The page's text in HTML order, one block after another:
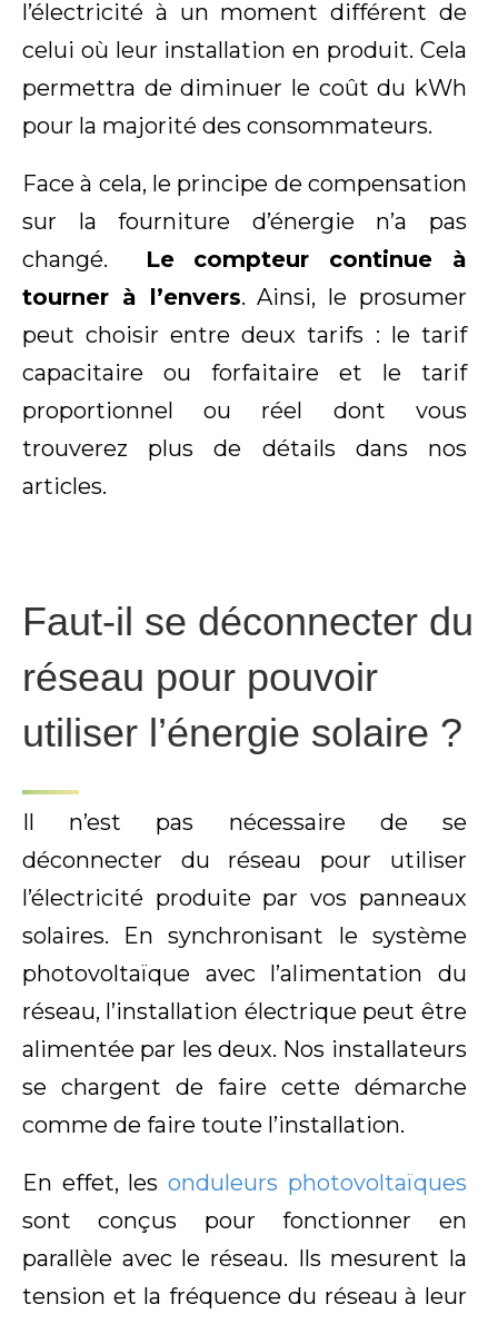
l’électricité à un moment différent de
celui où leur installation en produit. Cela
permettra de diminuer le coût du kWh
pour la majorité des consommateurs.
Face à cela, le principe de compensation
sur la fourniture d’énergie n’a pas
changé. Le
compteur continue à
tourner à l’envers. Ainsi, le prosumer
peut choisir entre deux tarifs : le tarif
capacitaire ou forfaitaire et le tarif
proportionnel ou réel dont vous
trouverez plus de détails dans nos
articles.
Faut-il se déconnecter du
réseau pour pouvoir
utiliser l’énergie solaire ?
Il n’est pas nécessaire de se
déconnecter du réseau pour utiliser
l’électricité produite par vos panneaux
solaires. En synchronisant le système
photovoltaïque avec l’alimentation du
réseau, l’installation électrique peut être
alimentée par les deux. Nos installateurs
se chargent de faire cette démarche
comme de faire toute l’installation.
En effet, lesonduleurs photovoltaïques
sont conçus pour fonctionner en
parallèle avec le réseau. Ils mesurent la
tension et la fréquence du réseau à leur